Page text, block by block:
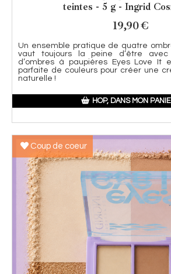
teintes - 5 g - Ingrid
19,90€
Un ensemble pratique de quatre
vaut toujours la peine d’être
d’ombres à paupières Eyes Love It
parfaite de couleurs pour créer une
naturelle !
HOP, DANS MON
Coup de coeur